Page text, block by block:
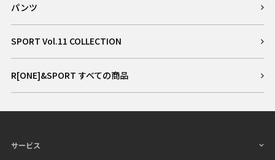
パンツ
SPORT Vol.11 COLLECTION
R[ONE]&SPORT すべての商品
サービス